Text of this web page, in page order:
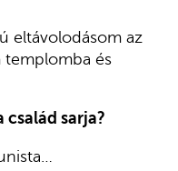
eltávolodásom az
templomba és
sarja?